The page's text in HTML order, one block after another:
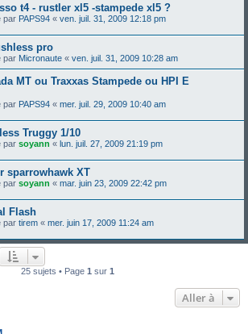
t4 - rustler xl5 -stampede xl5 ?
par PAPS94 « ven. juil. 31, 2009 12:18 pm
pro
par Micronaute « ven. juil. 31, 2009 10:28 am
MT ou Traxxas Stampede ou HPI E
par PAPS94 « mer. juil. 29, 2009 10:40 am
Truggy 1/10
par soyann « lun. juil. 27, 2009 21:19 pm
sparrowhawk XT
par soyann « mar. juin 23, 2009 22:42 pm
Flash
par tirem « mer. juin 17, 2009 11:24 am
25 sujets • Page 1 sur 1
Aller à